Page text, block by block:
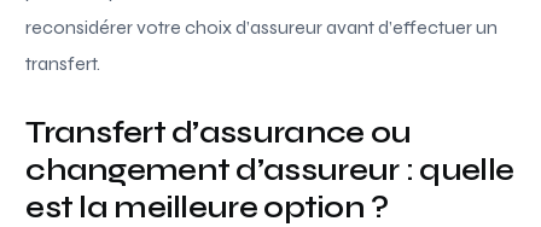
reconsidérer votre choix d’assureur avant d’effectuer un
transfert.
Transfert d’assurance ou
changement d’assureur : quelle
est la meilleure option ?